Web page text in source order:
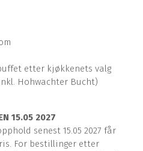
etter kjøkkenets valg
Hohwachter Bucht)
15.05 2027
senest 15.05 2027 får
For bestillinger etter